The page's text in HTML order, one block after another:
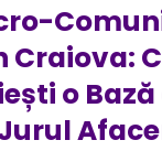
Craiova:
o Bază